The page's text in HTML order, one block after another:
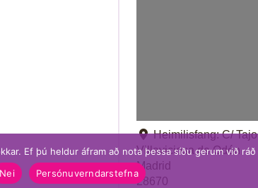
Heimilisfang:C/
Villaviciosa de Odón
Madrid
28670
Ef þú heldur áfram að nota þessa síðu gerum við
Nei Persónuverndarstefna